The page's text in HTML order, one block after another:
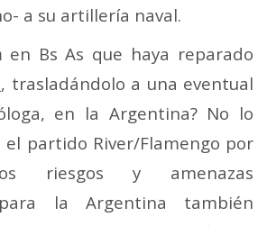
a su artillería naval.
en Bs As que haya reparado
, trasladándolo a una eventual
en la Argentina? No lo
el partido River/Flamengo por
riesgos y amenazas
la Argentina también